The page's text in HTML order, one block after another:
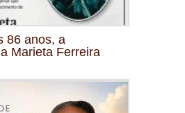
86 anos, a
Marieta Ferreira